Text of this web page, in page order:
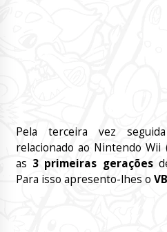
Pela terceira vez
relacionado ao Nintendo
as 3 primeiras gerações
Para isso apresento-lhes o